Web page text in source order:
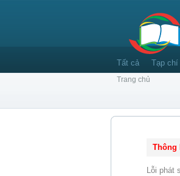
Tất cả Tạp chí
Trang chủ
Thông
Lỗi phát